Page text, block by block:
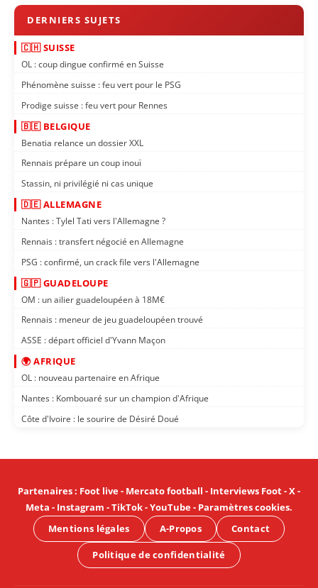
🇨🇭 SUISSE
OL : coup dingue confirmé en Suisse
Phénomène suisse : feu vert pour le PSG
Prodige suisse : feu vert pour Rennes
🇧🇪 BELGIQUE
Benatia relance un dossier XXL
Rennais prépare un coup inouï
Stassin, ni privilégié ni cas unique
🇩🇪 ALLEMAGNE
Nantes : Tylel Tati vers l'Allemagne ?
Rennais : transfert négocié en Allemagne
PSG : confirmé, un crack file vers l'Allemagne
🇬🇵 GUADELOUPE
OM : un ailier guadeloupéen à 18M€
Rennais : meneur de jeu guadeloupéen trouvé
ASSE : départ officiel d'Yvann Maçon
🌍 AFRIQUE
OL : nouveau partenaire en Afrique
Nantes : Kombouaré sur un champion d'Afrique
Côte d'Ivoire : le sourire de Désiré Doué
Partenaires: Foot live- Mercato football - Interviews Foot-X-
Meta - Instagram -TikTok-YouTube- Paramètres cookies.
Mentions légales
A-Propos Contact
Politique de confidentialité